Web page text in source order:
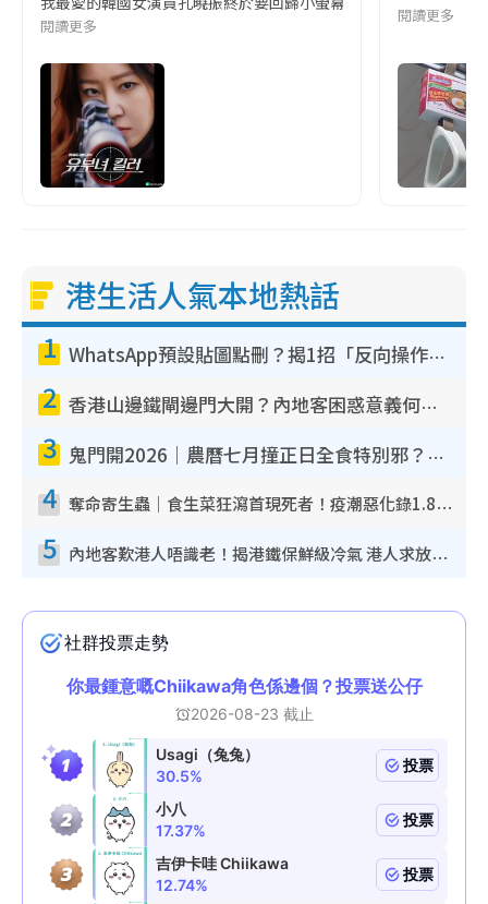
閱讀更多
閱讀更多
港生活人氣本地熱話
1 WhatsApp預設貼圖點刪？揭1招「反向操作」還原簡潔介面 附3步實測教學
2 香港山邊鐵閘邊門大開？內地客困惑意義何在！網民神回覆：呢種叫法理性防禦
3 鬼門開2026｜農曆七月撞正日全食特別邪？專家警告切忌做一事！揭4大禁忌+2招保平安
4 奪命寄生蟲｜食生菜狂瀉首現死者！疫潮惡化錄1.8萬宗病例 揭洗菜3大謬誤
5 內地客歎港人唔識老！揭港鐵保鮮級冷氣 港人求放過：咪投訴